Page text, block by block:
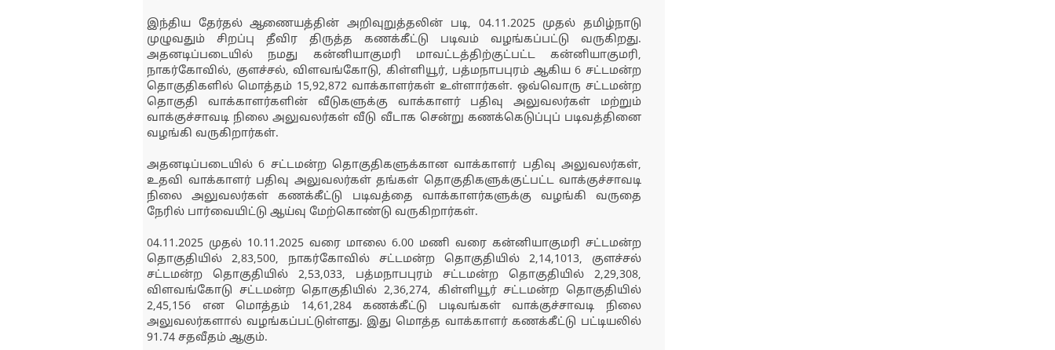
இந்திய தேர்தல் ஆணையத்தின் அறிவுறுத்தலின் படி, 04.11.2025 முதல் தமிழ்நாடு
முழுவதும் சிறப்பு தீவிர திருத்த கணக்கீட்டு படிவம் வழங்கப்பட்டு வருகிறது.
அதனடிப்படையில் நமது கன்னியாகுமரி மாவட்டத்திற்குட்பட்ட கன்னியாகுமரி,
நாகர்கோவில், குளச்சல், விளவங்கோடு, கிள்ளியூர், பத்மநாபபுரம் ஆகிய 6 சட்டமன்ற
தொகுதிகளில் மொத்தம் 15,92,872 வாக்காளர்கள் உள்ளார்கள். ஒவ்வொரு சட்டமன்ற
தொகுதி வாக்காளர்களின் வீடுகளுக்கு வாக்காளர் பதிவு அலுவலர்கள் மற்றும்
வாக்குச்சாவடி நிலை அலுவலர்கள் வீடு வீடாக சென்று கணக்கெடுப்புப் படிவத்தினை
வழங்கி வருகிறார்கள்.
அதனடிப்படையில் 6 சட்டமன்ற தொகுதிகளுக்கான வாக்காளர் பதிவு அலுவலர்கள்,
உதவி வாக்காளர் பதிவு அலுவலர்கள் தங்கள் தொகுதிகளுக்குட்பட்ட வாக்குச்சாவடி
நிலை அலுவலர்கள் கணக்கீட்டு படிவத்தை வாக்காளர்களுக்கு வழங்கி வருதை
நேரில் பார்வையிட்டு ஆய்வு மேற்கொண்டு வருகிறார்கள்.
04.11.2025 முதல் 10.11.2025 வரை மாலை 6.00 மணி வரை கன்னியாகுமரி சட்டமன்ற
தொகுதியில் 2,83,500, நாகர்கோவில் சட்டமன்ற தொகுதியில் 2,14,1013, குளச்சல்
சட்டமன்ற தொகுதியில் 2,53,033, பத்மநாபபுரம் சட்டமன்ற தொகுதியில் 2,29,308,
விளவங்கோடு சட்டமன்ற தொகுதியில் 2,36,274, கிள்ளியூர் சட்டமன்ற தொகுதியில்
2,45,156 என மொத்தம் 14,61,284 கணக்கீட்டு படிவங்கள் வாக்குச்சாவடி நிலை
அலுவலர்களால் வழங்கப்பட்டுள்ளது. இது மொத்த வாக்காளர் கணக்கீட்டு பட்டியலில்
91.74 சதவீதம் ஆகும்.